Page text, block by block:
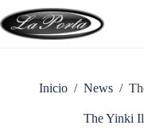
al
contenido
Inicio / News /
The Yinki